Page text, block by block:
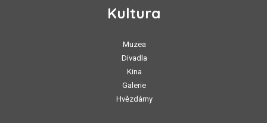
Kultura
Muzea
Divadla
Kina
Galerie
Hvězdárny